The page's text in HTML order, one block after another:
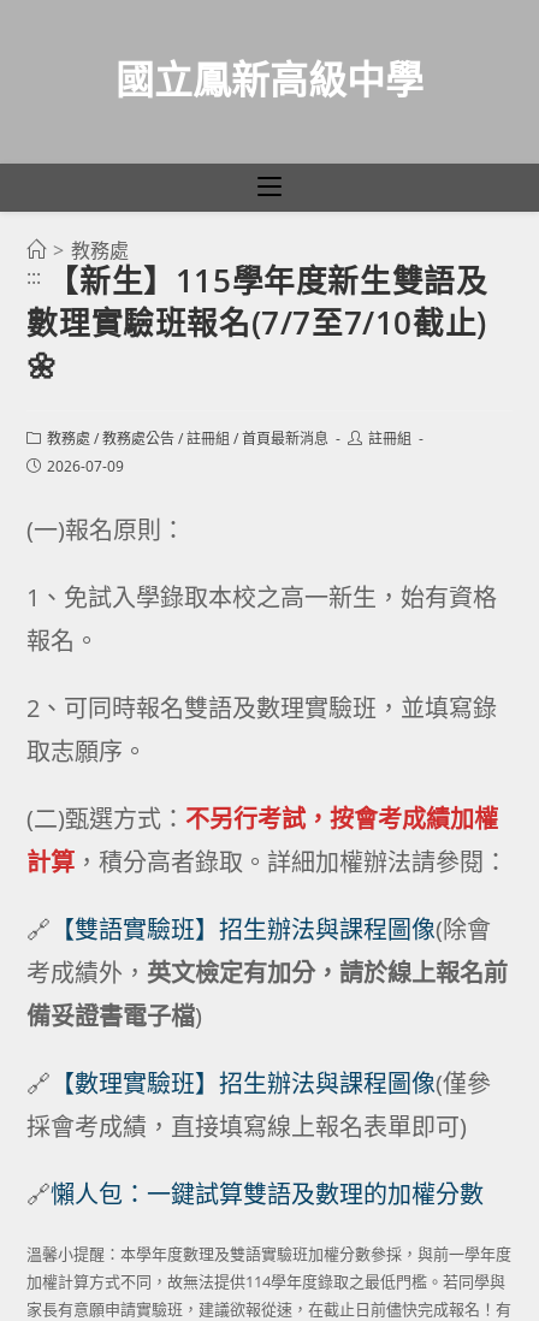
國立鳳新高級中學
> 教務處
:::
【新生】115學年度新生雙語及
數理實驗班報名(7/7至7/10截止)
🌼
Post
category:
教務處 / 教務處公告 / 註冊組 / 首頁最新消息
Post註冊組
Post2026-07-09
(一)報名原則：
1、免試入學錄取本校之高一新生，始有資格
報名。
2、可同時報名雙語及數理實驗班，並填寫錄
取志願序。
(二)甄選方式：不另行考試，按會考成績加權
計算 ，積分高者錄取。詳細加權辦法請參閱：
🔗 【雙語實驗班】招生辦法與課程圖像(除會
考成績外，英文檢定有加分，請於線上報名前
備妥證書電子檔)
🔗 【數理實驗班】招生辦法與課程圖像(僅參
採會考成績，直接填寫線上報名表單即可)
🔗懶人包：一鍵試算雙語及數理的加權分數
溫馨小提醒：本學年度數理及雙語實驗班加權分數參採，與前一學年度
加權計算方式不同，故無法提供114學年度錄取之最低門檻。若同學與
家長有意願申請實驗班，建議欲報從速，在截止日前儘快完成報名！有